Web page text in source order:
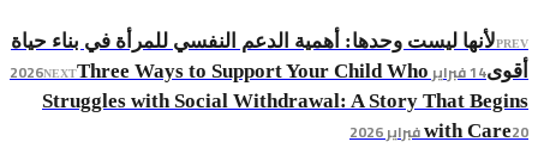
PREVلأنها ليست وحدها: أهمية الدعم النفسي للمرأة في بناء حياة
أقوى14 فبراير 2026 NEXTThree Ways to Support Your Child Who
Struggles with Social Withdrawal: A Story That Begins
with Care20 فبراير 2026